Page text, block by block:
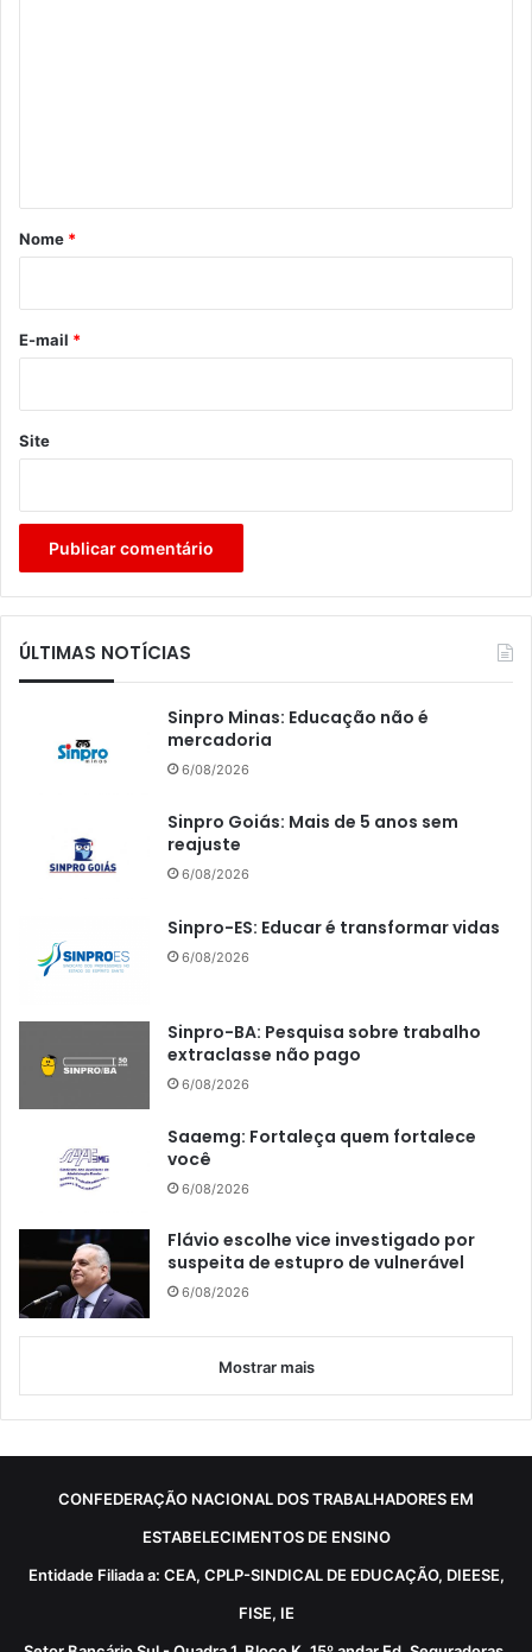
r
*
Nome *
E-mail *
Site
ÚLTIMAS NOTÍCIAS
Sinpro Minas: Educação não é
mercadoria
6/08/2026
Sinpro Goiás: Mais de 5 anos sem
reajuste
6/08/2026
Sinpro-ES: Educar é transformar vidas
6/08/2026
Sinpro-BA: Pesquisa sobre trabalho
extraclasse não pago
6/08/2026
Saaemg: Fortaleça quem fortalece
você
6/08/2026
Flávio escolhe vice investigado por
suspeita de estupro de vulnerável
6/08/2026
Mostrar mais
CONFEDERAÇÃO NACIONAL DOS TRABALHADORES EM
ESTABELECIMENTOS DE ENSINO
Entidade Filiada a: CEA, CPLP-SINDICAL DE EDUCAÇÃO, DIEESE,
FISE, IE